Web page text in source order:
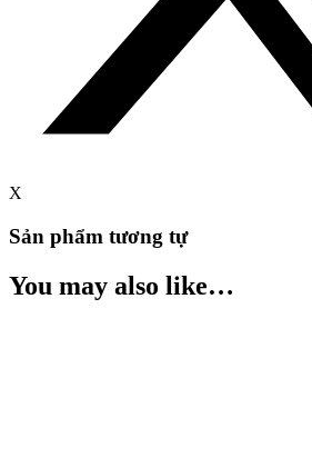
X
Sản phẩm tương tự
You may also like…